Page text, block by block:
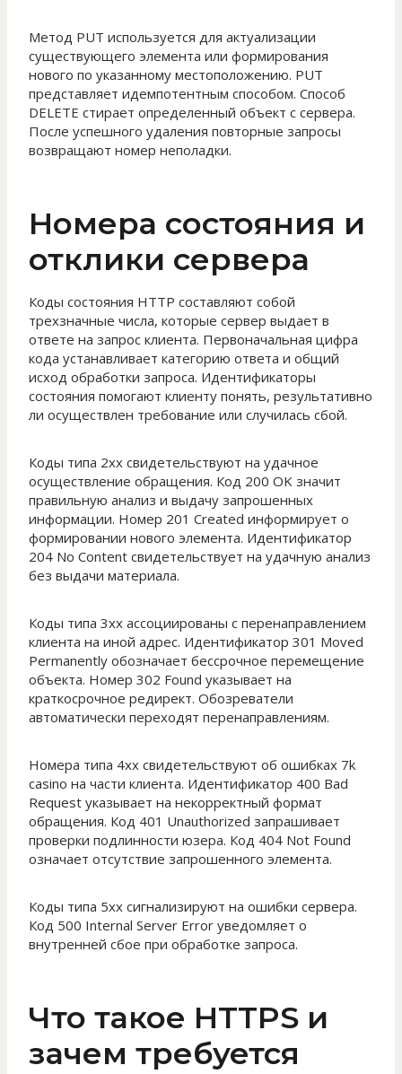
Метод PUT используется для актуализации
существующего элемента или формирования
нового по указанному местоположению. PUT
представляет идемпотентным способом. Способ
DELETE стирает определенный объект с сервера.
После успешного удаления повторные запросы
возвращают номер неполадки.
Номера состояния и
отклики сервера
Коды состояния HTTP составляют собой
трехзначные числа, которые сервер выдает в
ответе на запрос клиента. Первоначальная цифра
кода устанавливает категорию ответа и общий
исход обработки запроса. Идентификаторы
состояния помогают клиенту понять, результативно
ли осуществлен требование или случилась сбой.
Коды типа 2xx свидетельствуют на удачное
осуществление обращения. Код 200 OK значит
правильную анализ и выдачу запрошенных
информации. Номер 201 Created информирует о
формировании нового элемента. Идентификатор
204 No Content свидетельствует на удачную анализ
без выдачи материала.
Коды типа 3xx ассоциированы с перенаправлением
клиента на иной адрес. Идентификатор 301 Moved
Permanently обозначает бессрочное перемещение
объекта. Номер 302 Found указывает на
краткосрочное редирект. Обозреватели
автоматически переходят перенаправлениям.
Номера типа 4xx свидетельствуют об ошибках 7k
casino на части клиента. Идентификатор 400 Bad
Request указывает на некорректный формат
обращения. Код 401 Unauthorized запрашивает
проверки подлинности юзера. Код 404 Not Found
означает отсутствие запрошенного элемента.
Коды типа 5xx сигнализируют на ошибки сервера.
Код 500 Internal Server Error уведомляет о
внутренней сбое при обработке запроса.
Что такое HTTPS и
зачем требуется